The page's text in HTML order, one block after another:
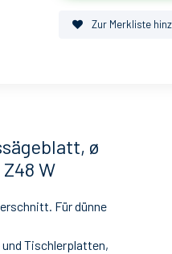
Zur Merkliste
ø
W
Für dünne
Tischlerplatten,